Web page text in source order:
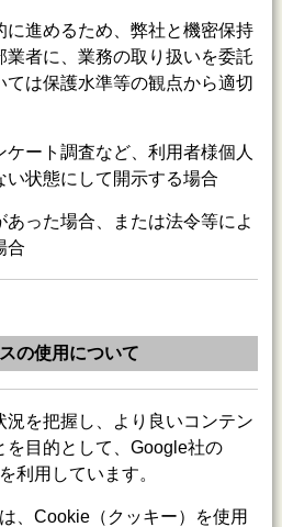
に進めるため、弊社と機密保持
者に、業務の取り扱いを委託
は保護水準等の観点から適切
ケート調査など、利用者様個人
い状態にして開示する場合
あった場合、または法令等によ
合
の使用について
況を把握し、より良いコンテン
を目的として、Google社の
利用しています。
、Cookie（クッキー）を使用